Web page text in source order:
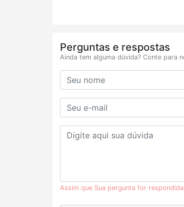
Perguntas e respostas
Ainda tem alguma dúvida? Conte para
Assim que Sua pergunta for